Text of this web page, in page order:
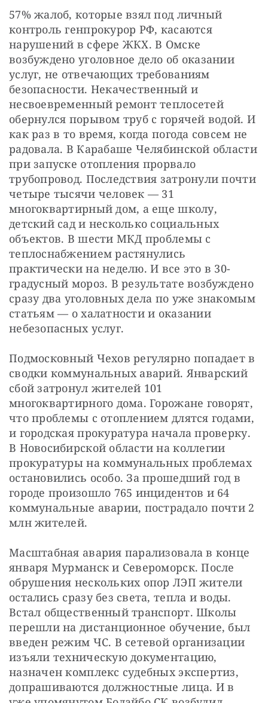
57% жалоб, которые взял под личный
контроль генпрокурор РФ, касаются
нарушений в сфере ЖКХ. В Омске
возбуждено уголовное дело об оказании
услуг, не отвечающих требованиям
безопасности. Некачественный и
несвоевременный ремонт теплосетей
обернулся порывом труб с горячей водой. И
как раз в то время, когда погода совсем не
радовала. В Карабаше Челябинской области
при запуске отопления прорвало
трубопровод. Последствия затронули почти
четыре тысячи человек — 31
многоквартирный дом, а еще школу,
детский сад и несколько социальных
объектов. В шести МКД проблемы с
теплоснабжением растянулись
практически на неделю. И все это в 30-
градусный мороз. В результате возбуждено
сразу два уголовных дела по уже знакомым
статьям — о халатности и оказании
небезопасных услуг.
Подмосковный Чехов регулярно попадает в
сводки коммунальных аварий. Январский
сбой затронул жителей 101
многоквартирного дома. Горожане говорят,
что проблемы с отоплением длятся годами,
и городская прокуратура начала проверку.
В Новосибирской области на коллегии
прокуратуры на коммунальных проблемах
остановились особо. За прошедший год в
городе произошло 765 инцидентов и 64
коммунальные аварии, пострадало почти 2
млн жителей.
Масштабная авария парализовала в конце
января Мурманск и Североморск. После
обрушения нескольких опор ЛЭП жители
остались сразу без света, тепла и воды.
Встал общественный транспорт. Школы
перешли на дистанционное обучение, был
введен режим ЧС. В сетевой организации
изъяли техническую документацию,
назначен комплекс судебных экспертиз,
допрашиваются должностные лица. И в